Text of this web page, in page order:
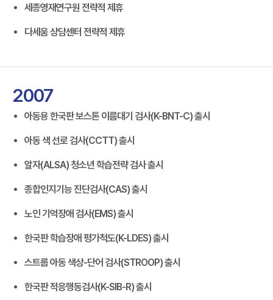
세종영재연구원 전략적 제휴
다세움 상담센터 전략적 제휴
2007
아동용 한국판 보스톤 이름대기 검사(K-BNT-C) 출시
아동 색 선로 검사(CCTT) 출시
알자(ALSA) 청소년 학습전략 검사 출시
종합인지기능 진단검사(CAS) 출시
노인 기억장애 검사(EMS) 출시
한국판 학습장애 평가척도(K-LDES) 출시
스트룹 아동 색상-단어 검사(STROOP) 출시
한국판 적응행동검사(K-SIB-R) 출시